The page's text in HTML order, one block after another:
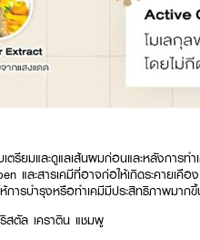
เตรียมและดูแลเส้นผมก่อนและหลังกา
และสารเคมีที่อาจก่อให้เกิดระคาย
การบำรุงหรือทำเคมีมีประสิทธิภาพมาก
สตัล เคราติน แชมพู